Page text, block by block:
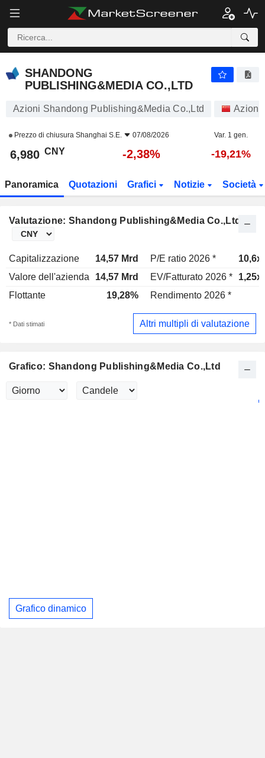
SHANDONG
PUBLISHING&MEDIA CO.,LTD
Azioni Shandong Publishing&Media Co.,Ltd Azioni
Prezzo di chiusura Shanghai S.E. 07/08/2026 Var. 1 gen.
6,980 CNY -2,38% -19,21%
Panoramica Quotazioni Grafici Notizie Società
Valutazione: Shandong Publishing&Media Co.,Ltd
Capitalizzazione 14,57 Mrd P/E ratio 2026 *
10,6x
Valore dell'azienda
14,57 Mrd EV/Fatturato 2026 *
1,25x
Flottante
19,28% Rendimento 2026 *
* Dati stimati Altri multipli di valutazione
Grafico: Shandong Publishing&Media Co.,Ltd
Grafico dinamico